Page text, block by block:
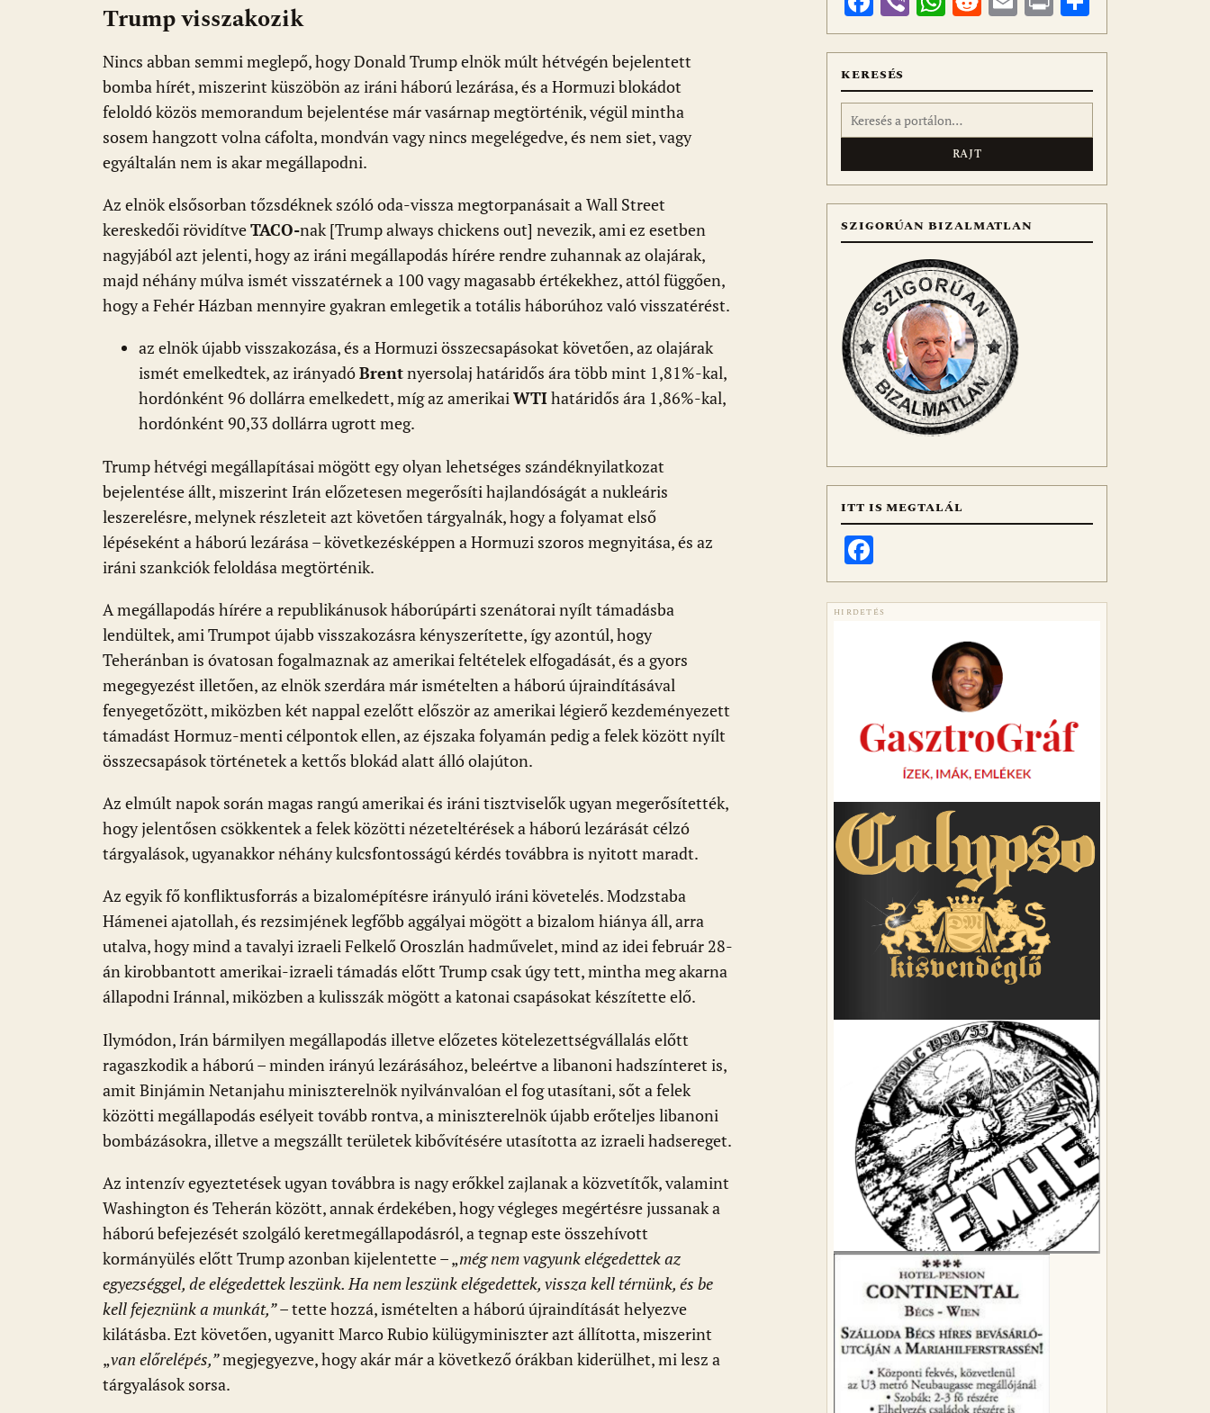
o
o
k
A
p
p
t
g
Trump visszakozik
Nincs abban semmi meglepő, hogy Donald Trump elnök múlt hétvégén bejelentett
bomba hírét, miszerint küszöbön az iráni háború lezárása, és a Hormuzi blokádot
feloldó közös memorandum bejelentése már vasárnap megtörténik, végül mintha
sosem hangzott volna cáfolta, mondván vagy nincs megelégedve, és nem siet, vagy
egyáltalán nem is akar megállapodni.
Az elnök elsősorban tőzsdéknek szóló oda-vissza megtorpanásait a Wall Street
kereskedői rövidítveTACO-nak [Trump always chickens out] nevezik, ami ez esetben
nagyjából azt jelenti, hogy az iráni megállapodás hírére rendre zuhannak az olajárak,
majd néhány múlva ismét visszatérnek a 100 vagy magasabb értékekhez, attól függően,
hogy a Fehér Házban mennyire gyakran emlegetik a totális háborúhoz való visszatérést.
az elnök újabb visszakozása, és a Hormuzi összecsapásokat követően, az olajárak
ismét emelkedtek, az irányadóBrentnyersolaj határidős ára több mint 1,81%-kal,
hordónként 96 dollárra emelkedett, míg az amerikaiWTIhatáridős ára 1,86%-kal,
hordónként 90,33 dollárra ugrott meg.
Trump hétvégi megállapításai mögött egy olyan lehetséges szándéknyilatkozat
bejelentése állt, miszerint Irán előzetesen megerősíti hajlandóságát a nukleáris
leszerelésre, melynek részleteit azt követően tárgyalnák, hogy a folyamat első
lépéseként a háború lezárása – következésképpen a Hormuzi szoros megnyitása, és az
iráni szankciók feloldása megtörténik.
A megállapodás hírére a republikánusok háborúpárti szenátorai nyílt támadásba
lendültek, ami Trumpot újabb visszakozásra kényszerítette, így azontúl, hogy
Teheránban is óvatosan fogalmaznak az amerikai feltételek elfogadását, és a gyors
megegyezést illetően, az elnök szerdára már ismételten a háború újraindításával
fenyegetőzött, miközben két nappal ezelőtt először az amerikai légierő kezdeményezett
támadást Hormuz-menti célpontok ellen, az éjszaka folyamán pedig a felek között nyílt
összecsapások történetek a kettős blokád alatt álló olajúton.
Az elmúlt napok során magas rangú amerikai és iráni tisztviselők ugyan megerősítették,
hogy jelentősen csökkentek a felek közötti nézeteltérések a háború lezárását célzó
tárgyalások, ugyanakkor néhány kulcsfontosságú kérdés továbbra is nyitott maradt.
Az egyik fő konfliktusforrás a bizalomépítésre irányuló iráni követelés. Modzstaba
Hámenei ajatollah, és rezsimjének legfőbb aggályai mögött a bizalom hiánya áll, arra
utalva, hogy mind a tavalyi izraeli Felkelő Oroszlán hadművelet, mind az idei február 28-
án kirobbantott amerikai-izraeli támadás előtt Trump csak úgy tett, mintha meg akarna
állapodni Iránnal, miközben a kulisszák mögött a katonai csapásokat készítette elő.
Ilymódon, Irán bármilyen megállapodás illetve előzetes kötelezettségvállalás előtt
ragaszkodik a háború – minden irányú lezárásához, beleértve a libanoni hadszínteret is,
amit Binjámin Netanjahu miniszterelnök nyilvánvalóan el fog utasítani, sőt a felek
közötti megállapodás esélyeit tovább rontva, a miniszterelnök újabb erőteljes libanoni
bombázásokra, illetve a megszállt területek kibővítésére utasította az izraeli hadsereget.
Az intenzív egyeztetések ugyan továbbra is nagy erőkkel zajlanak a közvetítők, valamint
Washington és Teherán között, annak érdekében, hogy végleges megértésre jussanak a
háború befejezését szolgáló keretmegállapodásról, a tegnap este összehívott
kormányülés előtt Trump azonban kijelentette – „még nem vagyunk elégedettek az
egyezséggel, de elégedettek leszünk. Ha nem leszünk elégedettek, vissza kell térnünk, és be
kell fejeznünk a munkát,”– tette hozzá, ismételten a háború újraindítását helyezve
kilátásba. Ezt követően, ugyanitt Marco Rubio külügyminiszter azt állította, miszerint
„van előrelépés,”megjegyezve, hogy akár már a következő órákban kiderülhet, mi lesz a
tárgyalások sorsa.
meg
KERESÉS
Keresés:
SZIGORÚAN BIZALMATLAN
ITT IS MEGTALÁL
HIRDETÉS